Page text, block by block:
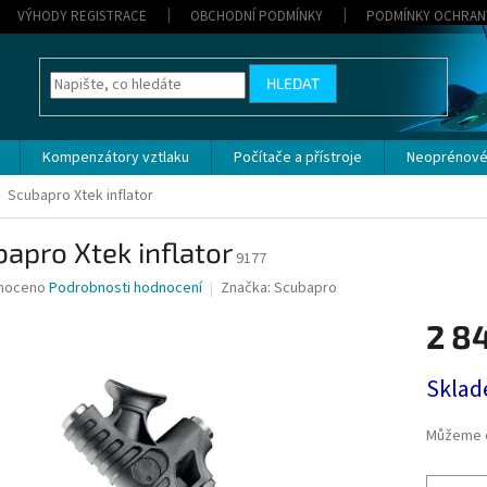
VÝHODY REGISTRACE OBCHODNÍ PODMÍNKY PODMÍNKY
HLEDAT
Kompenzátory vztlaku Počítače a přístroje
Scubapro Xtek inflator
Xtek inflator 9177
Podrobnosti hodnocení Značka: Scubapro
2
cena:
Můžeme